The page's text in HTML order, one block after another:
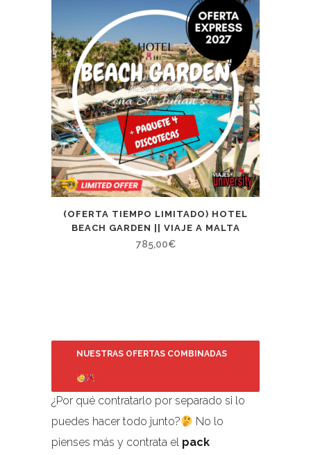
(OFERTA TIEMPO LIMITADO) HOTEL
BEACH GARDEN || VIAJE A MALTA
785,00€
NUESTRAS OFERTAS COMBINADAS
¿Por qué contratarlo por separado si lo
puedes hacer todo junto?
No lo
pienses más y contrata el pack